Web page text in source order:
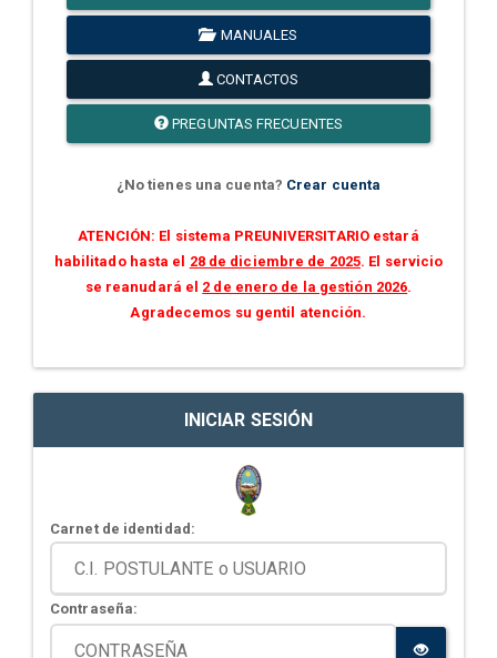
MANUALES
CONTACTOS
PREGUNTAS FRECUENTES
¿No tienes una cuenta? Crear cuenta
ATENCIÓN: El sistema PREUNIVERSITARIO estará
habilitado hasta el 28 de diciembre de 2025. El servicio
se reanudará el 2 de enero de la gestión 2026.
Agradecemos su gentil atención.
INICIAR SESIÓN
Carnet de identidad:
Contraseña: